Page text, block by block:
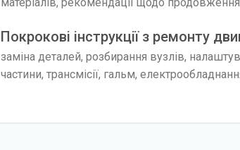
Покрокові інструкції з ремонту
заміна деталей, розбирання вузлів,
частини, трансмісії, гальм,